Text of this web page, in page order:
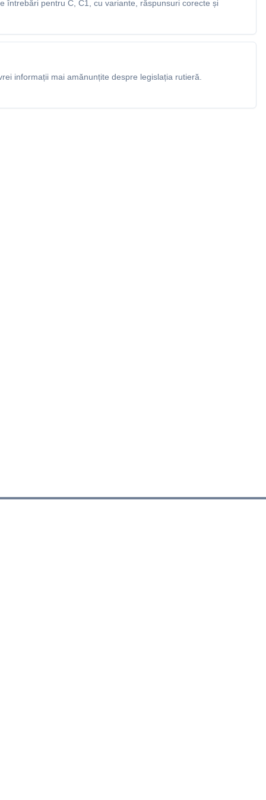
întrebări pentru C, C1, cu variante, răspunsuri corecte și
informații mai amănunțite despre legislația rutieră.